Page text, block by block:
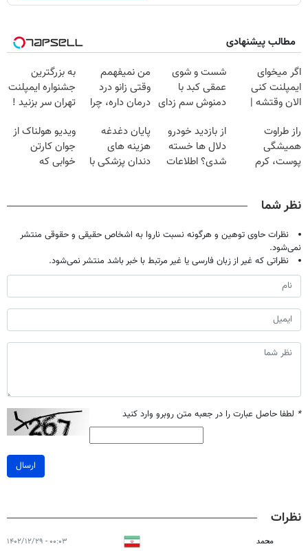
مطالب پیشنهادی
اگر میخوای
ایمپلنت کنی
الان وقتشه |
میلیون تومان!!!
شست و شوی
عمقی کبد با
دمنوش سم زدای
من نمیفهمم
وقتی زانو درد
درمان داره، چرا
تحمل میکنی؟❗
به بزرگترین
جشنواره ایمپلنت
تهران سر بزنید !
میلیون !
راز طراوت
همیشگی
پوست، کرم
از بازدید خودرو
دلال ها خسته
شدی؟ اطلاعات
پایان دغدغه
هزینه های
دندان پزشکی با
ویدیو هولناک از
جوان کارتن
خوابی که
نظر شما
نظرات حاوی توهین و هرگونه نسبت ناروا به اشخاص حقیقی و حقوقی منتشر
نمی‌شود.
نظراتی که غیر از زبان فارسی یا غیر مرتبط با خبر باشد منتشر نمی‌شود.
* لطفا حاصل عبارت را در جعبه متن روبرو وارد کنید
ارسال
نظرات
محمد ۰۰:۰۳ - ۱۴۰۲/۱۲/۲۹